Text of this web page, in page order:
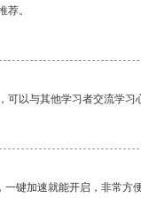
荐。
以与其他学习者交流学习
键加速就能开启，非常方便